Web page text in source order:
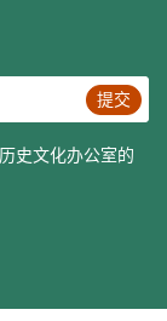
提交
史文化办公室的